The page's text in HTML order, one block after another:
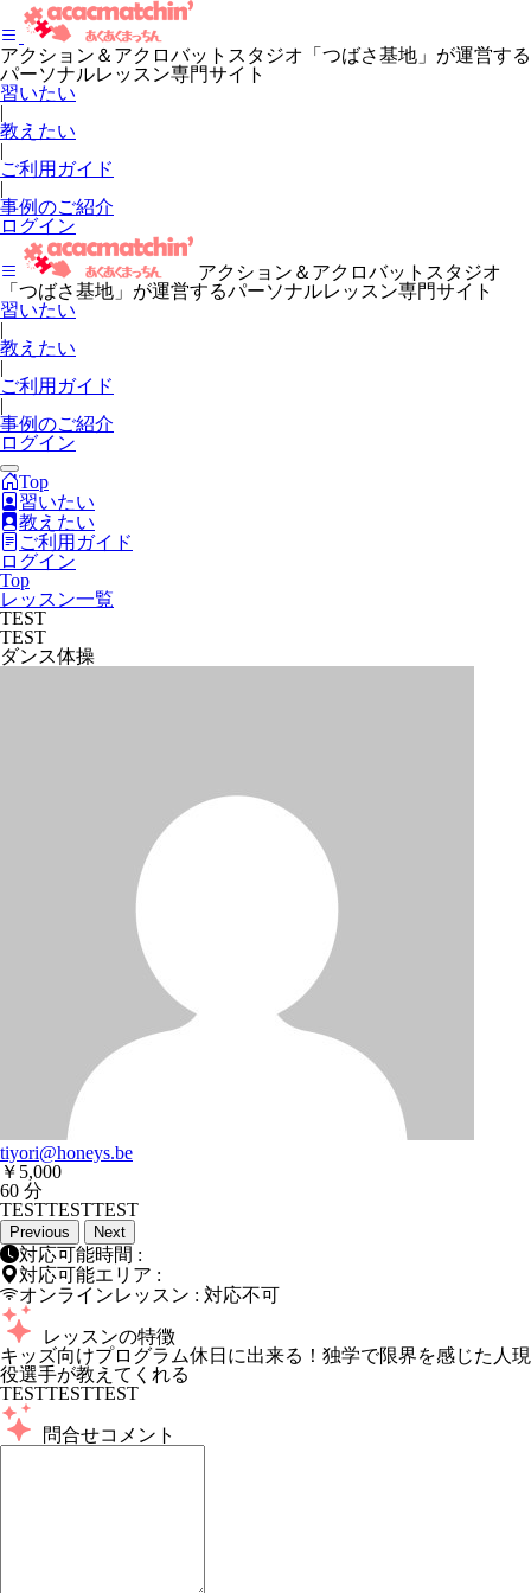
アクション＆アクロバットスタジオ「つばさ基地」が運営する
パーソナルレッスン専門サイト
習いたい
|
教えたい
|
ご利用ガイド
|
事例のご紹介
ログイン
アクション＆アクロバットスタジオ
「つばさ基地」が運営するパーソナルレッスン専門サイト
習いたい
|
教えたい
|
ご利用ガイド
|
事例のご紹介
ログイン
Top
習いたい
教えたい
ご利用ガイド
ログイン
Top
レッスン一覧
TEST
TEST
ダンス体操
tiyori@honeys.be
￥5,000
60 分
TESTTESTTEST
Previous Next
対応可能時間 :
対応可能エリア :
オンラインレッスン : 対応不可
レッスンの特徴
キッズ向けプログラム休日に出来る！ 独学で限界を感じた人 現
役選手が教えてくれる
TESTTESTTEST
問合せコメント